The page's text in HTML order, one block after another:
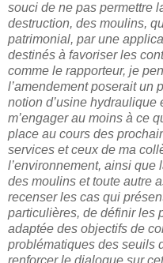
souci de ne pas permettre
destruction, des moulins,
patrimonial, par une
destinés à favoriser les
comme le rapporteur, je
l’amendement poserait un
notion d’usine hydraulique
m’engager au moins à ce
place au cours des
services et ceux de ma
l’environnement, ainsi
des moulins et toute autre
recenser les cas qui
particulières, de définir les
adaptée des objectifs de
problématiques des seuils